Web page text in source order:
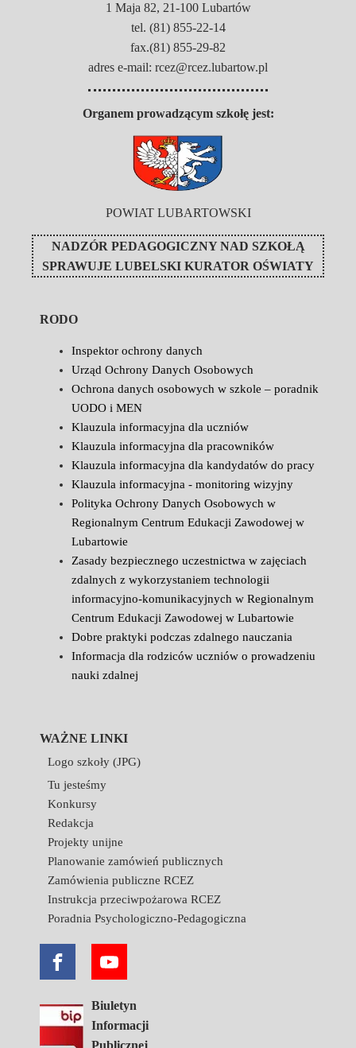
1 Maja 82, 21-100 Lubartów
tel. (81) 855-22-14
fax.(81) 855-29-82
adres e-mail: rcez@rcez.lubartow.pl
Organem prowadzącym szkołę jest:
POWIAT LUBARTOWSKI
NADZÓR PEDAGOGICZNY NAD SZKOŁĄ
SPRAWUJE LUBELSKI KURATOR OŚWIATY
RODO
Inspektor ochrony danych
Urząd Ochrony Danych Osobowych
Ochrona danych osobowych w szkole – poradnik
UODO i MEN
Klauzula informacyjna dla uczniów
Klauzula informacyjna dla pracowników
Klauzula informacyjna dla kandydatów do pracy
Klauzula informacyjna - monitoring wizyjny
Polityka Ochrony Danych Osobowych w
Regionalnym Centrum Edukacji Zawodowej w
Lubartowie
Zasady bezpiecznego uczestnictwa w zajęciach
zdalnych z wykorzystaniem technologii
informacyjno-komunikacyjnych w Regionalnym
Centrum Edukacji Zawodowej w Lubartowie
Dobre praktyki podczas zdalnego nauczania
Informacja dla rodziców uczniów o prowadzeniu
nauki zdalnej
WAŻNE LINKI
Logo szkoły (JPG)
Tu jesteśmy
Konkursy
Redakcja
Projekty unijne
Planowanie zamówień publicznych
Zamówienia publiczne RCEZ
Instrukcja przeciwpożarowa RCEZ
Poradnia Psychologiczno-Pedagogiczna
Biuletyn
Informacji